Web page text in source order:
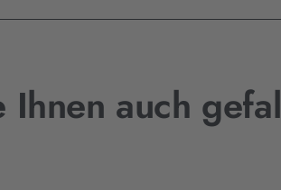
Ihnen auch